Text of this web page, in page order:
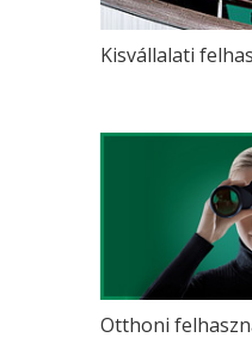
Kisvállalati
Otthoni